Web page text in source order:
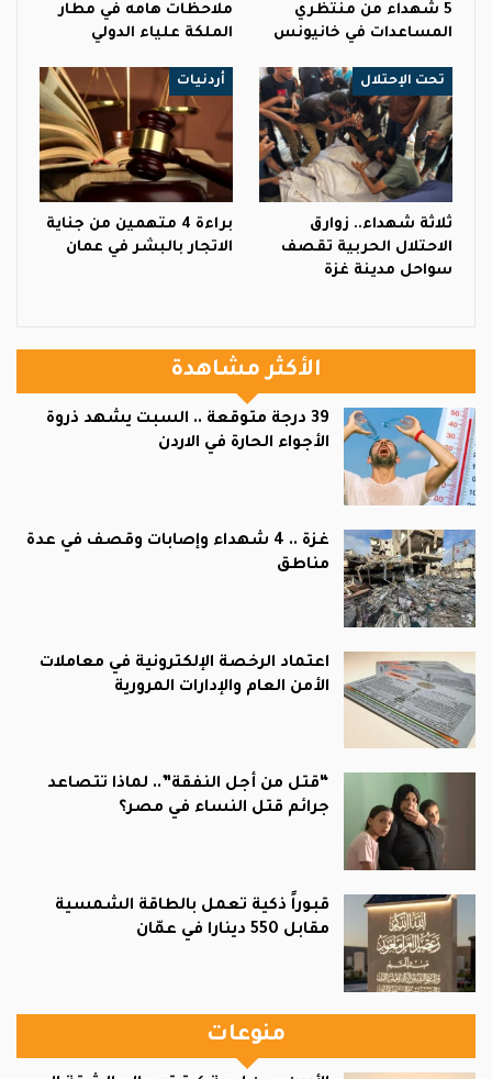
5 شهداء من منتظري
المساعدات في خانيونس
ملاحظات هامه في مطار
الملكة علياء الدولي
تحت الإحتلال
ثلاثة شهداء.. زوارق
الاحتلال الحربية تقصف
سواحل مدينة غزة
أردنيات
براءة 4 متهمين من جناية
الاتجار بالبشر في عمان
الأكثر مشاهدة
39 درجة متوقعة .. السبت يشهد ذروة
الأجواء الحارة في الاردن
غزة .. 4 شهداء وإصابات وقصف في عدة
مناطق
اعتماد الرخصة الإلكترونية في معاملات
الأمن العام والإدارات المرورية
“قتل من أجل النفقة”.. لماذا تتصاعد
جرائم قتل النساء في مصر؟
قبوراً ذكية تعمل بالطاقة الشمسية
مقابل 550 دينارا في عمّان
منوعات